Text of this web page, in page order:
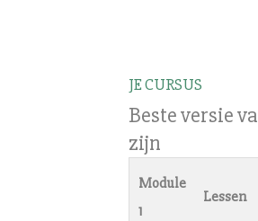
JE CURSUS
Beste versie
zijn
Module
1
Lessen